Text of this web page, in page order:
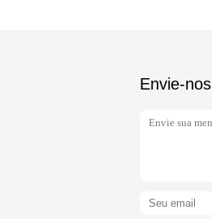
Envie-nos